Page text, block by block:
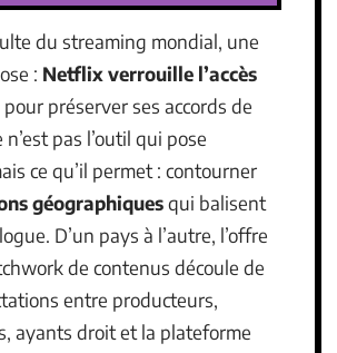
du streaming mondial, une
: Netflix verrouille l’accès
pour préserver ses accords de
pas l’outil qui pose
ce qu’il permet : contourner
géographiquesqui balisent
D’un pays à l’autre, l’offre
de contenus découle de
entre producteurs,
ayants droit et la plateforme